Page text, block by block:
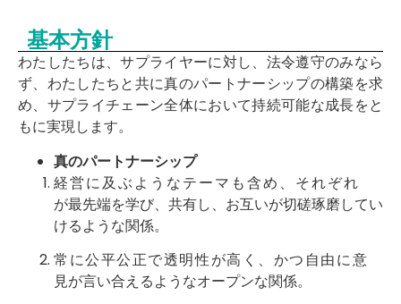
基本方針
わたしたちは、サプライヤーに対し、法令遵守のみなら
ず、わたしたちと共に真のパートナーシップの構築を求
め、サプライチェーン全体において持続可能な成長をと
もに実現します。
真のパートナーシップ
経営に及ぶ よ う なテーマ も含め、それぞれ
が最先端を学び、 共有し、お互いが切磋琢磨してい
けるよ う な関係。
常に公平公正で透明性が高く、かつ 自由に意
見が言い合え るよ う なオープンな関係。